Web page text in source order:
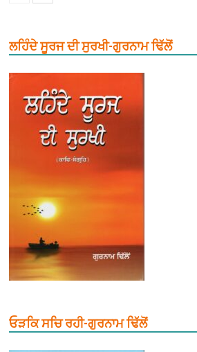
ਲਹਿੰਦੇ ਸੂਰਜ ਦੀ ਸੁਰਖੀ-ਗੁਰਨਾਮ ਢਿੱਲੋਂ
ਓੜਕਿ ਸਚਿ ਰਹੀ-ਗੁਰਨਾਮ ਢਿੱਲੋਂ